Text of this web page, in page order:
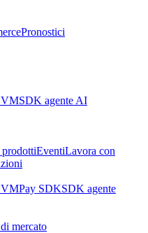
Pronostici
SDK agente AI
EventiLavora con
Pay SDKSDK agente
mercato